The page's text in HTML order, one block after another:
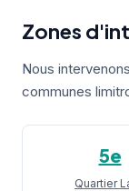
Zones
Nous
communes
5e
Quartier